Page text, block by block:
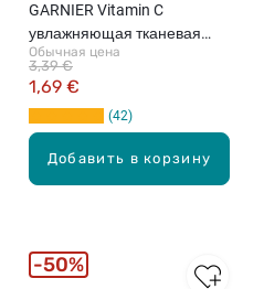
Добавить в корзину
GARNIER Vitamin C
увлажняющая тканевая
маска для лица, 28г
Обычная цена
1,69 €
3,39 €
42
50%